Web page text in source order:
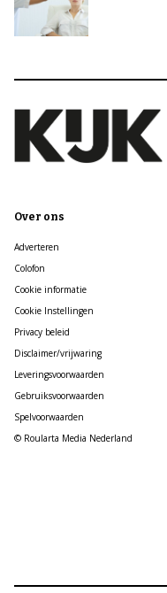
Over ons
Adverteren
Colofon
Cookie informatie
Cookie Instellingen
Privacy beleid
Disclaimer/vrijwaring
Leveringsvoorwaarden
Gebruiksvoorwaarden
Spelvoorwaarden
© Roularta Media Nederland